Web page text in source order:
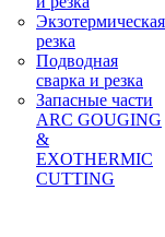
Экзотермическая
резка
Подводная
сварка и резка
Запасные части
ARC GOUGING
&
EXOTHERMIC
CUTTING